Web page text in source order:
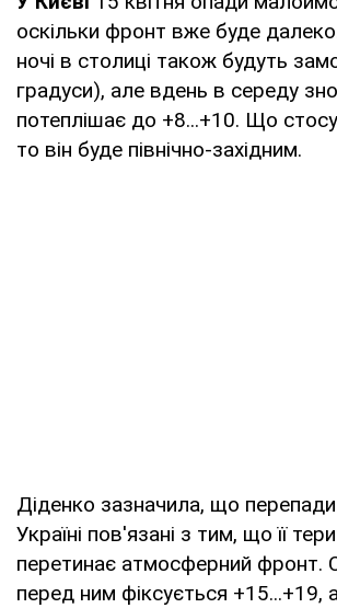
оскільки фронт вже буде
ночі в столиці також будуть
градуси), але вдень в середу
потеплішає до +8...+10. Що
то він буде північно-західним.
Діденко зазначила, що
Україні пов'язані з тим, що її
перетинає атмосферний фронт.
перед ним фіксується +15...+19,